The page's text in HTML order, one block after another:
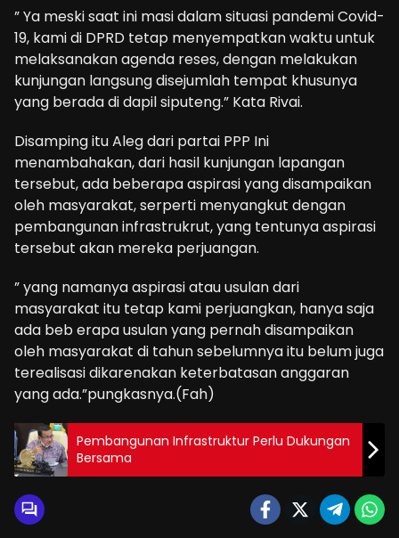
” Ya meski saat ini masi dalam situasi pandemi Covid-
19, kami di DPRD tetap menyempatkan waktu untuk
melaksanakan agenda reses, dengan melakukan
kunjungan langsung disejumlah tempat khusunya
yang berada di dapil siputeng.” Kata Rivai.
Disamping itu Aleg dari partai PPP Ini
menambahakan, dari hasil kunjungan lapangan
tersebut, ada beberapa aspirasi yang disampaikan
oleh masyarakat, serperti menyangkut dengan
pembangunan infrastrukrut, yang tentunya aspirasi
tersebut akan mereka perjuangan.
” yang namanya aspirasi atau usulan dari
masyarakat itu tetap kami perjuangkan, hanya saja
ada beb erapa usulan yang pernah disampaikan
oleh masyarakat di tahun sebelumnya itu belum juga
terealisasi dikarenakan keterbatasan anggaran
yang ada.”pungkasnya.(Fah)
Pembangunan Infrastruktur Perlu Dukungan
Bersama